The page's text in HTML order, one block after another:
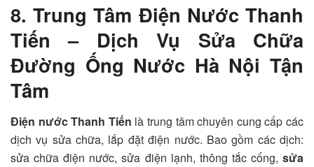
8. Trung Tâm Điện Nước Thanh
Tiến – Dịch Vụ Sửa Chữa
Đường Ống Nước Hà Nội Tận
Tâm
Điện nước Thanh Tiến là trung tâm chuyên cung cấp các
dịch vụ sửa chữa, lắp đặt điện nước. Bao gồm các dịch:
sửa chữa điện nước, sửa điện lạnh, thông tắc cống, sửa